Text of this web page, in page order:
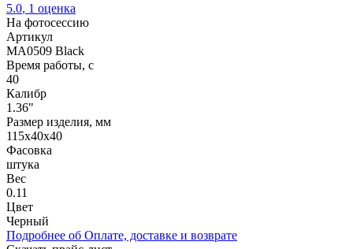
5.0, 1 оценка
На фотосессию
Артикул
MA0509 Black
Время работы, с
40
Калибр
1.36"
Размер изделия, мм
115х40х40
Фасовка
штука
Вес
0.11
Цвет
Черный
Подробнее об Оплате, доставке и возврате